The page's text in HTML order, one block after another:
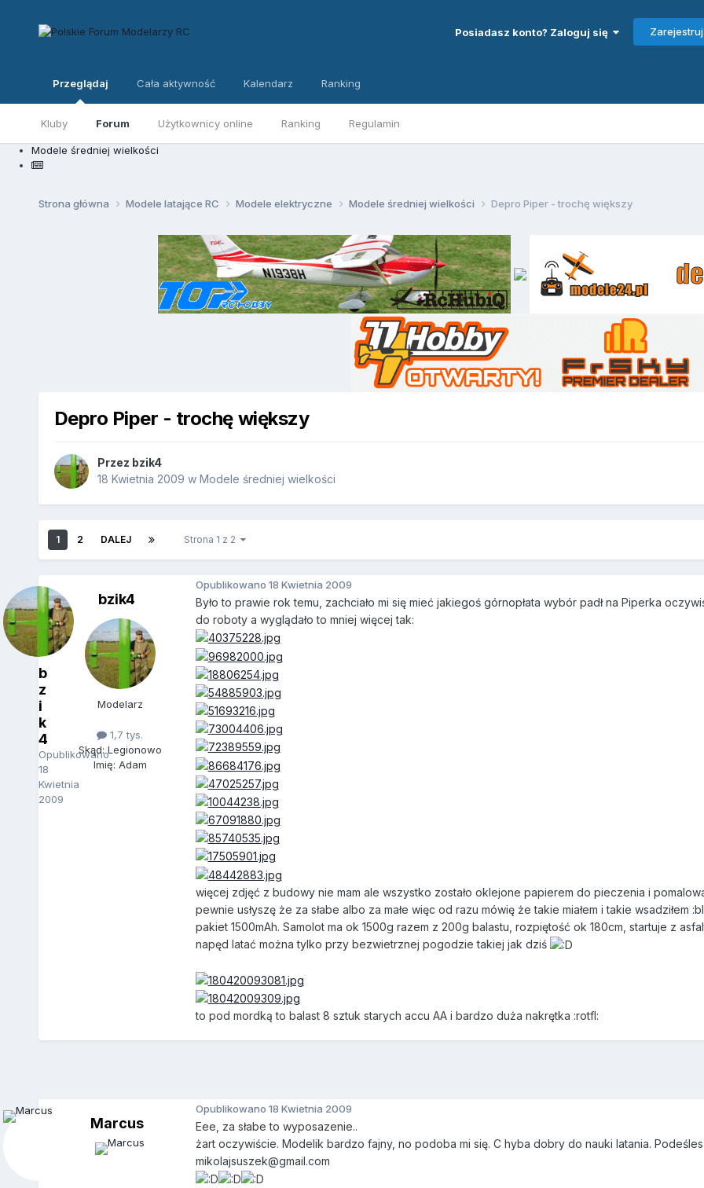
Posiadasz konto? Zaloguj się
Przeglądaj
Kluby Forum Użytkownicy online Ranking Regulamin
Cała aktywność Kalendarz Ranking
Modele średniej wielkości
Strona główna Modele latające RC Modele elektryczne Modele średniej wielkości Depro Piper - trochę większy
Depro Piper - trochę większy
Przez bzik4
18 Kwietnia 2009 w Modele średniej wielkości
1 2 DALEJ Strona 1 z 2
b
z
i
k
4
Opublikowano
18
Kwietnia
2009
bzik4
Modelarz
1,7 tys.
Skąd: Legionowo
Imię: Adam
Opublikowano 18 Kwietnia 2009
Było to prawie rok temu, zachciało mi się mieć jakiegoś górnopłata wybór padł na Piperka
do roboty a wyglądało to mniej więcej tak:
więcej zdjęć z budowy nie mam ale wszystko zostało oklejone papierem do pieczenia i
pewnie usłyszę że za słabe albo za małe więc od razu mówię że takie miałem i takie wsadziłem
pakiet 1500mAh. Samolot ma ok 1500g razem z 200g balastu, rozpiętość ok 180cm, startuje z
napęd latać można tylko przy bezwietrznej pogodzie takiej jak dziś
to pod mordką to balast 8 sztuk starych accu AA i bardzo duża nakrętka :rotfl:
Marcus
Opublikowano 18 Kwietnia 2009
Eee, za słabe to wyposazenie..
żart oczywiście. Modelik bardzo fajny, no podoba mi się. C hyba dobry do nauki latania.
mikolajsuszek@gmail.com